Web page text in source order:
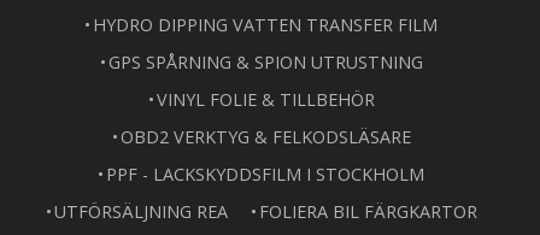
HYDRO DIPPING VATTEN TRANSFER FILM
GPS SPÅRNING & SPION UTRUSTNING
VINYL FOLIE & TILLBEHÖR
OBD2 VERKTYG & FELKODSLÄSARE
PPF - LACKSKYDDSFILM I STOCKHOLM
UTFÖRSÄLJNING REA
FOLIERA BIL FÄRGKARTOR